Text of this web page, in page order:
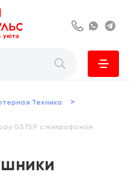
8 800 222 63
Техника >
G575P с микрофоном